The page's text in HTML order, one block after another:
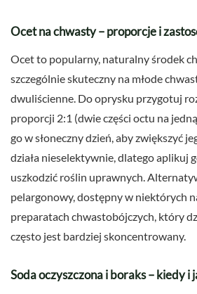
Ocet na chwasty – proporcje i
Ocet to popularny, naturalny środek
szczególnie skuteczny na młode
dwuliścienne. Do oprysku przygotuj
proporcji 2:1 (dwie części octu na
go w słoneczny dzień, aby zwiększyć
działa nieselektywnie, dlatego aplikuj
uszkodzić roślin uprawnych.
pelargonowy, dostępny w niektórych
preparatach chwastobójczych, który
często jest bardziej skoncentrowany.
Soda oczyszczona i boraks – kiedy i